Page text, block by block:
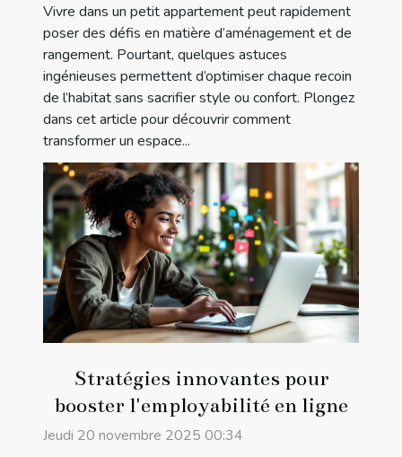
Vivre dans un petit appartement peut rapidement
poser des défis en matière d’aménagement et de
rangement. Pourtant, quelques astuces
ingénieuses permettent d’optimiser chaque recoin
de l’habitat sans sacrifier style ou confort. Plongez
dans cet article pour découvrir comment
transformer un espace...
Stratégies innovantes pour
booster l'employabilité en ligne
Jeudi 20 novembre 2025 00:34